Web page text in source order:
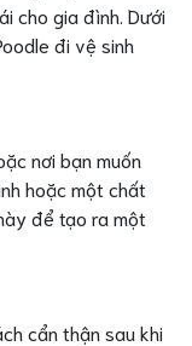
cho gia đình. Dưới
đi vệ sinh
nơi bạn muốn
hoặc một chất
để tạo ra một
cẩn thận sau khi